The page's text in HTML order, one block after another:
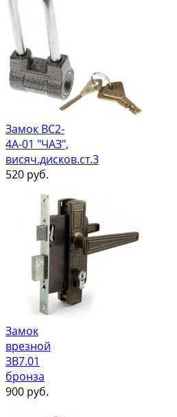
Замок ВС2-
4А-01 "ЧАЗ",
висяч.дисков.ст.3
520 руб.
Замок
врезной
ЗВ7.01
бронза
900 руб.